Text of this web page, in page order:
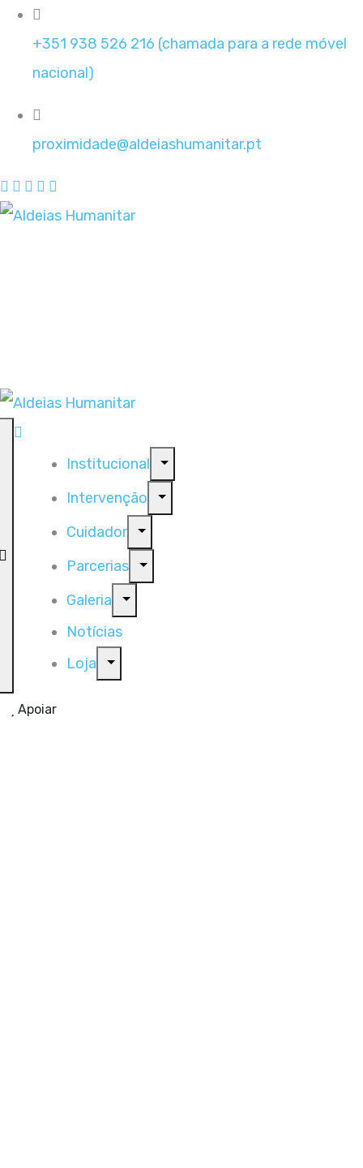
+351 938 526 216 (chamada para a rede móvel
nacional)
proximidade@aldeiashumanitar.pt
Institucional
Intervenção
Cuidador
Parcerias
Galeria
Notícias
Loja
Apoiar